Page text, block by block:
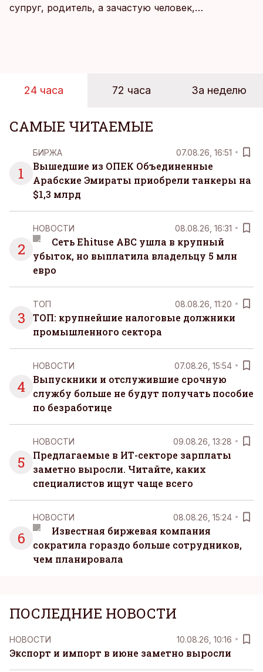
супруг, родитель, а зачастую человек,
человека. Поэтому от отдыха все чаще ждут не
чаще люди ищут возможность просто быть здесь
и сейчас — без необходимости все
организовывать, планировать и за все отвечать
самостоятельно.
24 часа 72 часа За неделю
САМЫЕ ЧИТАЕМЫЕ
1
БИРЖА 07.08.26, 16:51
Вышедшие из ОПЕК Объединенные
Арабские Эмираты приобрели танкеры на
$1,3 млрд
2
НОВОСТИ 08.08.26, 16:31
Сеть Ehituse ABC ушла в крупный
убыток, но выплатила владельцу 5 млн
евро
3
ТОП 08.08.26, 11:20
ТОП: крупнейшие налоговые должники
промышленного сектора
4
НОВОСТИ 07.08.26, 15:54
Выпускники и отслужившие срочную
службу больше не будут получать пособие
по безработице
5
НОВОСТИ 09.08.26, 13:28
Предлагаемые в ИТ-секторе зарплаты
заметно выросли. Читайте, каких
специалистов ищут чаще всего
6
НОВОСТИ 08.08.26, 15:24
Известная биржевая компания
сократила гораздо больше сотрудников,
чем планировала
ПОСЛЕДНИЕ НОВОСТИ
НОВОСТИ 10.08.26, 10:16
Экспорт и импорт в июне заметно выросли